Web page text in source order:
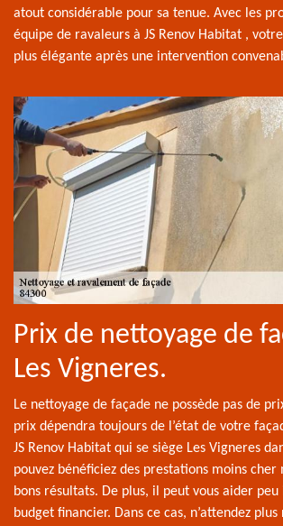
atout considérable pour sa tenue. Avec les
équipe de ravaleurs à JS Renov Habitat ,
plus élégante après une intervention
Prix de nettoyage de
Les Vigneres.
Le nettoyage de façade ne possède pas de
prix dépendra toujours de l’état de votre
JS Renov Habitat qui se siège Les Vigneres
pouvez bénéficiez des prestations moins cher
bons résultats. De plus, il peut vous aider
budget financier. Dans ce cas, n’attendez